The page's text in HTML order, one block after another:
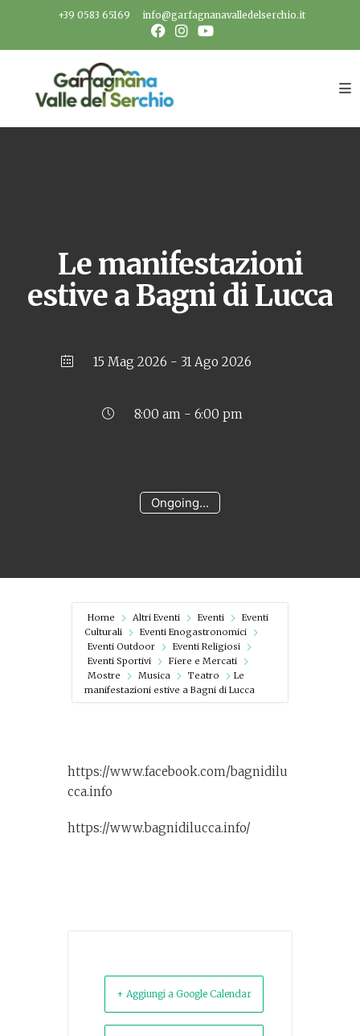
+39 0583 65169 info@garfagnanavalledelserchio.it
Le manifestazioni
estive a Bagni di Lucca
15 Mag 2026 - 31 Ago 2026
Ongoing...
8:00 am - 6:00 pm
Home Altri Eventi Eventi
Eventi
Culturali
Eventi Enogastronomici
Eventi Outdoor
Eventi Religiosi
Eventi Sportivi
Fiere e Mercati
Mostre
Musica Teatro
Le
manifestazioni estive a Bagni di Lucca
https://www.facebook.com/bagnidilu
cca.info
https://www.bagnidilucca.info/
+ Aggiungi a Google Calendar